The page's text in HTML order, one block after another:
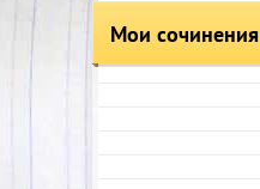
Мои сочинения